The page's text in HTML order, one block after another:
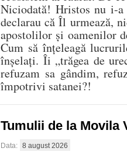
Niciodată! Hristos nu i-
declarau că Îl urmează,
apostolilor și oamenilor
Cum să înțeleagă
înșelați. Îi „trăgea de
refuzam sa gândim,
împotrivi satanei?!
Tumulii de la
Data: 8 august 2026